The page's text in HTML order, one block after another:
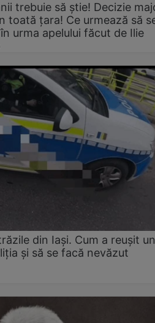
trebuie să știe! Decizie
toată țara! Ce urmează să
urma apelului făcut de Ilie
din Iași. Cum a reușit un
și să se facă nevăzut